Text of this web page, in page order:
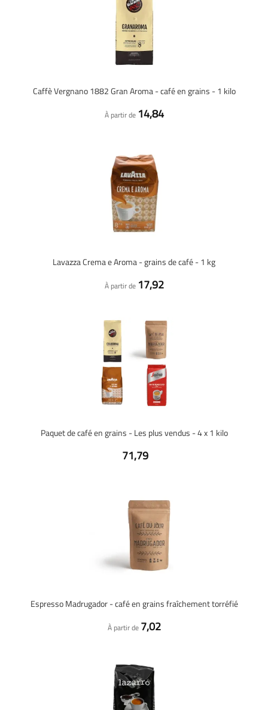
Caffè Vergnano 1882 Gran Aroma - café en grains - 1 kilo
À partir de 14,84
Lavazza Crema e Aroma - grains de café - 1 kg
À partir de 17,92
Paquet de café en grains - Les plus vendus - 4 x 1 kilo
71,79
Espresso Madrugador - café en grains fraîchement torréfié
À partir de 7,02